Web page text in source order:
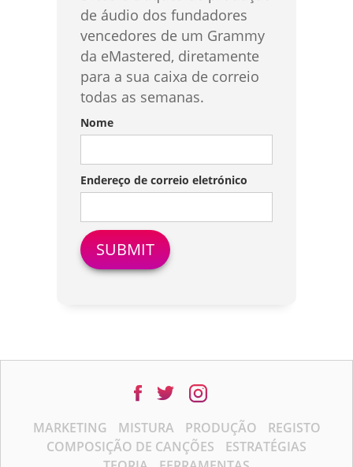
de áudio dos fundadores
vencedores de um Grammy
da eMastered, diretamente
para a sua caixa de correio
todas as semanas.
Nome
Endereço de correio eletrónico
MARKETING MISTURA PRODUÇÃO
REGISTO
COMPOSIÇÃO DE CANÇÕES
ESTRATÉGIAS